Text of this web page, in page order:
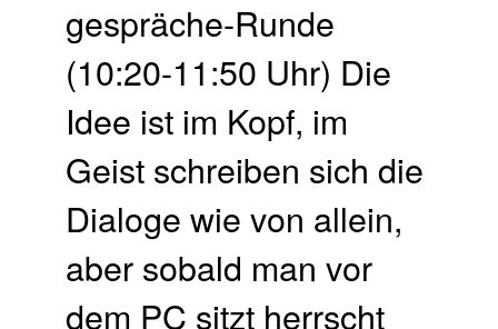
gespräche-Runde
(10:20-11:50 Uhr) Die
Idee ist im Kopf, im
Geist schreiben sich die
Dialoge wie von allein,
aber sobald man vor
dem PC sitzt herrscht